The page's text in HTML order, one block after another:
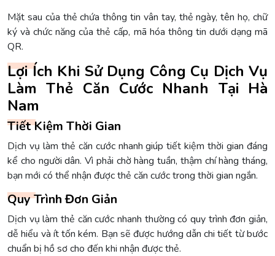
Mặt sau của thẻ chứa thông tin vân tay, thẻ ngày, tên họ, chữ
ký và chức năng của thẻ cấp, mã hóa thông tin dưới dạng mã
QR.
Lợi Ích Khi Sử Dụng Công Cụ Dịch Vụ
Làm Thẻ Căn Cước Nhanh Tại Hà
Nam
Tiết Kiệm Thời Gian
Dịch vụ làm thẻ căn cước nhanh giúp tiết kiệm thời gian đáng
kể cho người dân. Vì phải chờ hàng tuần, thậm chí hàng tháng,
bạn mới có thể nhận được thẻ căn cước trong thời gian ngắn.
Quy Trình Đơn Giản
Dịch vụ làm thẻ căn cước nhanh thường có quy trình đơn giản,
dễ hiểu và ít tốn kém. Bạn sẽ được hướng dẫn chi tiết từ bước
chuẩn bị hồ sơ cho đến khi nhận được thẻ.